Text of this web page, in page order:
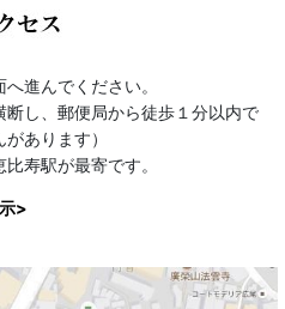
進んでください。
し、郵便局から徒歩１分以内で
あります）
寿駅が最寄です。
>